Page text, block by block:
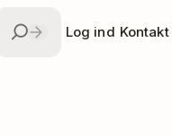
Log ind